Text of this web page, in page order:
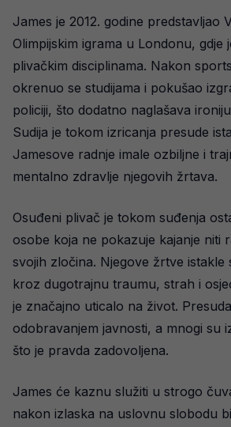
James je 2012. godine predstavljao
Olimpijskim igrama u Londonu, gdje
plivačkim disciplinama. Nakon
okrenuo se studijama i pokušao
policiji, što dodatno naglašava
Sudija je tokom izricanja presude
Jamesove radnje imale ozbiljne i
mentalno zdravlje njegovih žrtava.
Osuđeni plivač je tokom suđenja
osobe koja ne pokazuje kajanje niti
svojih zločina. Njegove žrtve istakle
kroz dugotrajnu traumu, strah i
je značajno uticalo na život.
odobravanjem javnosti, a mnogi su
što je pravda zadovoljena.
James će kaznu služiti u strogo
nakon izlaska na uslovnu slobodu